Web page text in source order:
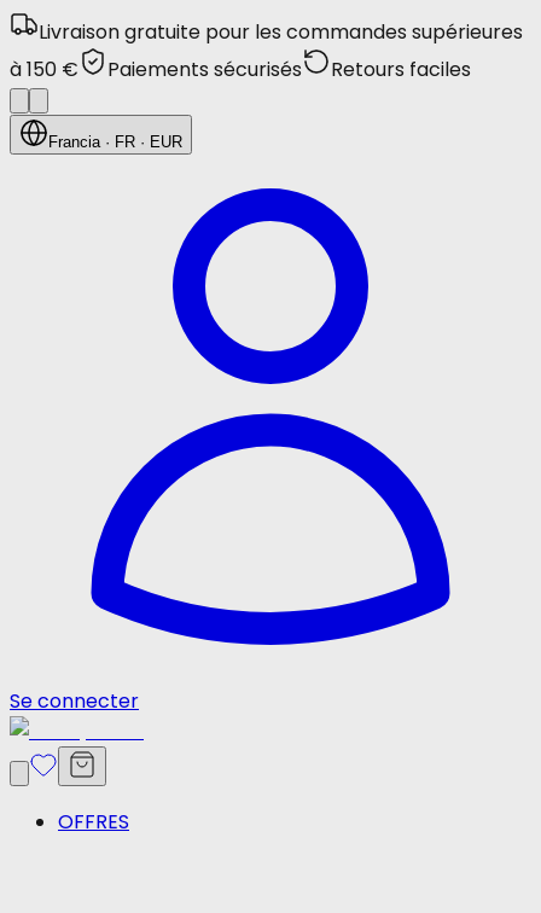
Livraison gratuite pour les commandes supérieures
à 150 €
Paiements sécurisés Retours faciles
Francia· FR · EUR
Se connecter
OFFRES